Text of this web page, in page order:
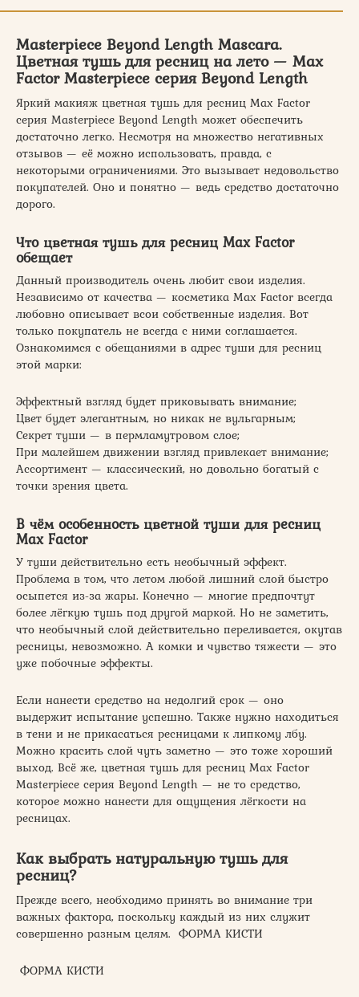
Masterpiece Beyond Length Mascara.
Цветная тушь для ресниц на лето — Max
Factor Masterpiece серия Beyond Length
Яркий макияж цветная тушь для ресниц Max Factor
серия Masterpiece Beyond Length может обеспечить
достаточно легко. Несмотря на множество негативных
отзывов — её можно использовать, правда, с
некоторыми ограничениями. Это вызывает недовольство
покупателей. Оно и понятно — ведь средство достаточно
дорого.
Что цветная тушь для ресниц Max Factor
обещает
Данный производитель очень любит свои изделия.
Независимо от качества — косметика Max Factor всегда
любовно описывает всои собственные изделия. Вот
только покупатель не всегда с ними соглашается.
Ознакомимся с обещаниями в адрес туши для ресниц
этой марки:
Эффектный взгляд будет приковывать внимание;
Цвет будет элегантным, но никак не вульгарным;
Секрет туши — в пермламутровом слое;
При малейшем движении взгляд привлекает внимание;
Ассортимент — классический, но довольно богатый с
точки зрения цвета.
В чём особенность цветной туши для ресниц
Max Factor
У туши действительно есть необычный эффект.
Проблема в том, что летом любой лишний слой быстро
осыпется из-за жары. Конечно — многие предпочтут
более лёгкую тушь под другой маркой. Но не заметить,
что необычный слой действительно переливается, окутав
ресницы, невозможно. А комки и чувство тяжести — это
уже побочные эффекты.
Если нанести средство на недолгий срок — оно
выдержит испытание успешно. Также нужно находиться
в тени и не прикасаться ресницами к липкому лбу.
Можно красить слой чуть заметно — это тоже хороший
выход. Всё же, цветная тушь для ресниц Max Factor
Masterpiece серия Beyond Length — не то средство,
которое можно нанести для ощущения лёгкости на
ресницах.
Как выбрать натуральную тушь для
ресниц?
Прежде всего, необходимо принять во внимание три
важных фактора, поскольку каждый из них служит
совершенно разным целям. ФОРМА КИСТИ
ФОРМА КИСТИ